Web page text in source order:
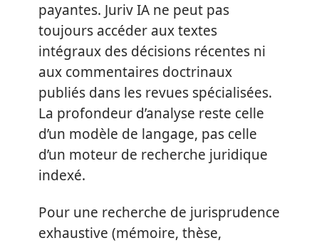
payantes. Juriv IA ne peut pas
toujours accéder aux textes
intégraux des décisions récentes ni
aux commentaires doctrinaux
publiés dans les revues spécialisées.
La profondeur d’analyse reste celle
d’un modèle de langage, pas celle
d’un moteur de recherche juridique
indexé.
Pour une recherche de jurisprudence
exhaustive (mémoire, thèse,